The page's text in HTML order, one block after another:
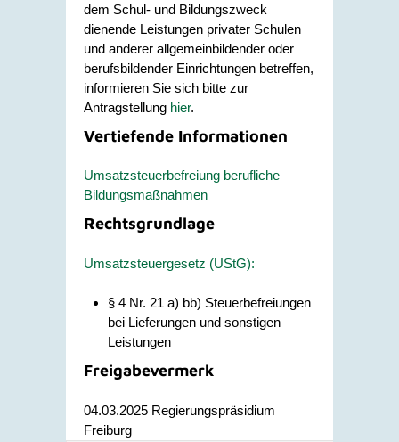
dem Schul- und Bildungszweck
dienende Leistungen privater Schulen
und anderer allgemeinbildender oder
berufsbildender Einrichtungen betreffen,
informieren Sie sich bitte zur
Antragstellung hier.
Vertiefende Informationen
Umsatzsteuerbefreiung berufliche
Bildungsmaßnahmen
Rechtsgrundlage
Umsatzsteuergesetz (UStG):
§ 4 Nr. 21 a) bb) Steuerbefreiungen
bei Lieferungen und sonstigen
Leistungen
Freigabevermerk
04.03.2025 Regierungspräsidium
Freiburg